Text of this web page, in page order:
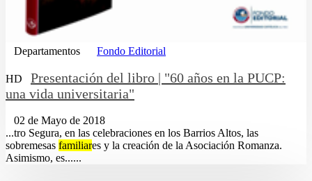
Departamentos Fondo Editorial
HD
Presentación del libro | "60 años en la PUCP:
una vida universitaria"
02 de Mayo de 2018
...tro Segura, en las celebraciones en los Barrios Altos, las
sobremesas familiares y la creación de la Asociación Romanza.
Asimismo, es......